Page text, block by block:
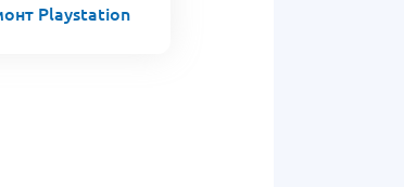
Playstation